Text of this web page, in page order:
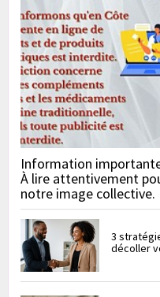
Information
À lire attentivement
notre image collective.
3
décoller